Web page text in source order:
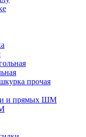
прочая
и прямых ШМ